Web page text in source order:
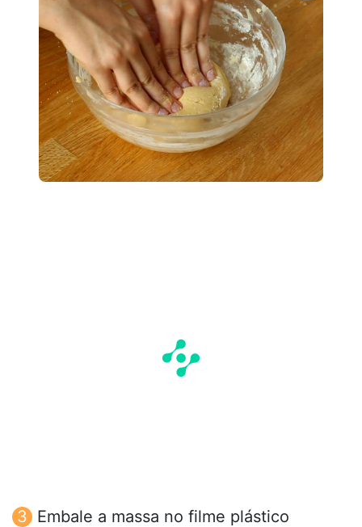
Embale a massa no filme plástico